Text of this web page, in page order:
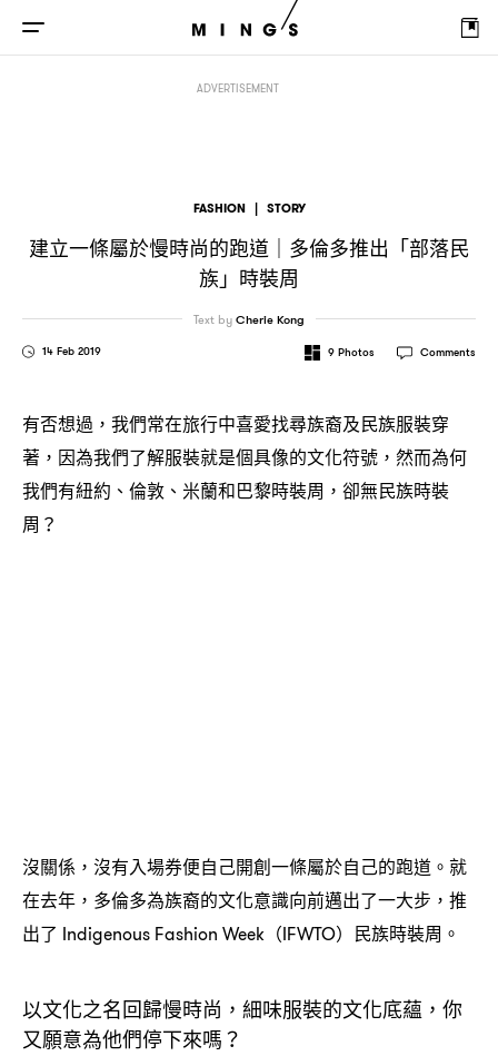
ADVERTISEMENT
FASHION | STORY
建立一條屬於慢時尚的跑道
多倫多推出「部落民
族」時裝周
14 Feb 2019
Text byCherie Kong
9 Photos Comments
有否想過 ， 我們常在旅行中喜愛找尋族裔及民族服裝穿
著 ， 因為我們了解服裝就是個具像的文化符號 ， 然而為何
我們有紐約、倫敦、米蘭和巴黎時裝周 ， 卻無民族時裝
周 ？
沒關係 ， 沒有入場券便自己開創一條屬於自己的跑道。就
在去年 ， 多倫多為族裔的文化意識向前邁出了一大步 ， 推
出了 Indigenous Fashion Week（IFWTO） 民族時裝周。
以文化之名回歸慢時尚 ， 細味服裝的文化底蘊 ， 你
又願意為他們停下來嗎？
建立一條屬於慢時尚的跑道 ｜ 多倫多推出「部落民族」時裝周